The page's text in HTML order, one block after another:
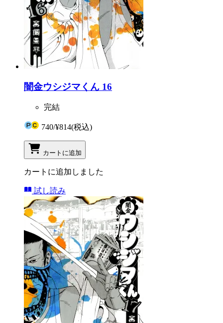
闇金ウシジマくん 16
完結
740/¥814(税込)
カートに追加
カートに追加しました
試し読み